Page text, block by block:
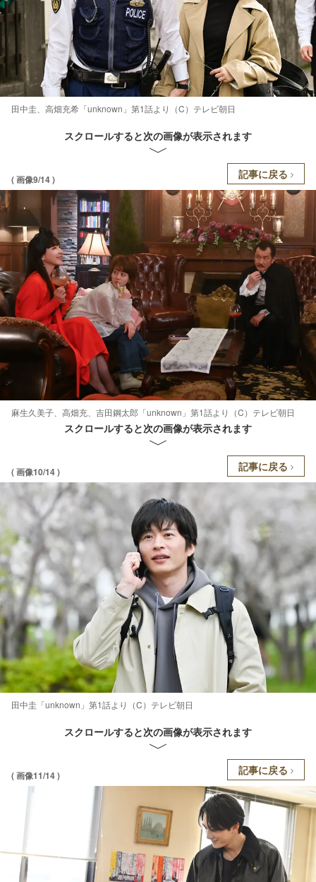
田中圭、高畑充希「unknown」第1話より（C）テレビ朝日
スクロールすると次の画像が表示されます
( 画像9/14 ) 記事に戻る
麻生久美子、高畑充、吉田鋼太郎「unknown」第1話より（C）テレビ朝日
スクロールすると次の画像が表示されます
( 画像10/14 ) 記事に戻る
田中圭「unknown」第1話より（C）テレビ朝日
スクロールすると次の画像が表示されます
( 画像11/14 ) 記事に戻る